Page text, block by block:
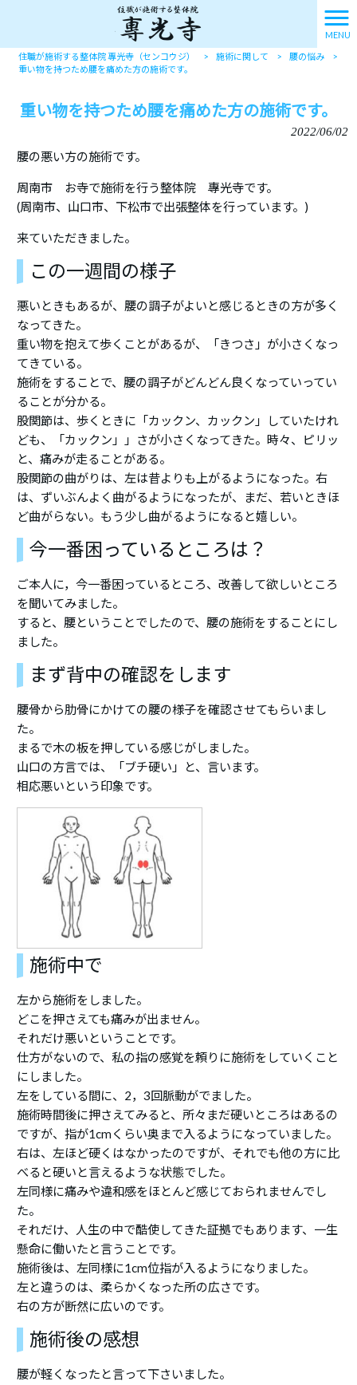
MENU
住職が施術する整体院 專光寺（センコウジ） > 施術に関して > 腰の悩み
>
重い物を持つため腰を痛めた方の施術です。
重い物を持つため腰を痛めた方の施術です。
2022/06/02
腰の悪い方の施術です。
周南市 お寺で施術を行う整体院 專光寺です。
(周南市、山口市、下松市で出張整体を行っています。)
来ていただきました。
この一週間の様子
悪いときもあるが、腰の調子がよいと感じるときの方が多く
なってきた。
重い物を抱えて歩くことがあるが、「きつさ」が小さくなっ
てきている。
施術をすることで、腰の調子がどんどん良くなっていってい
ることが分かる。
股関節は、歩くときに「カックン、カックン」していたけれ
ども、「カックン」」さが小さくなってきた。時々、ピリッ
と、痛みが走ることがある。
股関節の曲がりは、左は昔よりも上がるようになった。右
は、ずいぶんよく曲がるようになったが、まだ、若いときほ
ど曲がらない。もう少し曲がるようになると嬉しい。
今一番困っているところは？
ご本人に，今一番困っているところ、改善して欲しいところ
を聞いてみました。
すると、腰ということでしたので、腰の施術をすることにし
ました。
まず背中の確認をします
腰骨から肋骨にかけての腰の様子を確認させてもらいまし
た。
まるで木の板を押している感じがしました。
山口の方言では、「ブチ硬い」と、言います。
相応悪いという印象です。
施術中で
左から施術をしました。
どこを押さえても痛みが出ません。
それだけ悪いということです。
仕方がないので、私の指の感覚を頼りに施術をしていくこと
にしました。
左をしている間に、2，3回脈動がでました。
施術時間後に押さえてみると、所々まだ硬いところはあるの
ですが、指が1cmくらい奥まで入るようになっていました。
右は、左ほど硬くはなかったのですが、それでも他の方に比
べると硬いと言えるような状態でした。
左同様に痛みや違和感をほとんど感じておられませんでし
た。
それだけ、人生の中で酷使してきた証拠でもあります、一生
懸命に働いたと言うことです。
施術後は、左同様に1cm位指が入るようになりました。
左と違うのは、柔らかくなった所の広さです。
右の方が断然に広いのです。
施術後の感想
腰が軽くなったと言って下さいました。